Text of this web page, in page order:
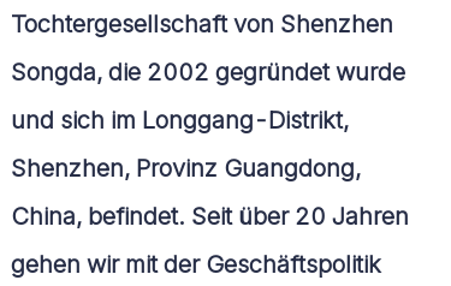
Tochtergesellschaft von Shenzhen
Songda, die 2002 gegründet wurde
und sich im Longgang-Distrikt,
Shenzhen, Provinz Guangdong,
China, befindet. Seit über 20 Jahren
gehen wir mit der Geschäftspolitik